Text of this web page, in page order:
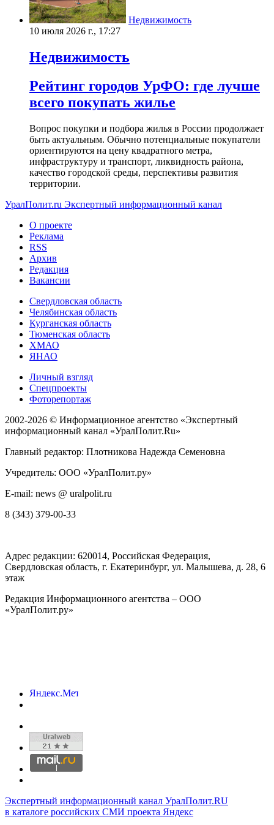
Недвижимость
10 июля 2026 г., 17:27
Недвижимость
Рейтинг городов УрФО: где лучше
всего покупать жилье
Вопрос покупки и подбора жилья в России продолжает
быть актуальным. Обычно потенциальные покупатели
ориентируются на цену квадратного метра,
инфраструктуру и транспорт, ликвидность района,
качество городской среды, перспективы развития
территории.
УралПолит.ru Экспертный информационный канал
О проекте
Реклама
RSS
Архив
Редакция
Вакансии
Свердловская область
Челябинская область
Курганская область
Тюменская область
ХМАО
ЯНАО
Личный взгляд
Спецпроекты
Фоторепортаж
2002-2026 © Информационное агентство «Экспертный
информационный канал «УралПолит.Ru»
Главный редактор: Плотникова Надежда Семеновна
Учредитель: ООО «УралПолит.ру»
E-mail: news @ uralpolit.ru
8 (343) 379-00-33
Адрес редакции: 620014, Российская Федерация,
Свердловская область, г. Екатеринбург, ул. Малышева, д. 28, 6
этаж
Редакция Информационного агентства – ООО
«УралПолит.ру»
Экспертный информационный канал УралПолит.RU
в каталоге российских СМИ проекта Яндекс